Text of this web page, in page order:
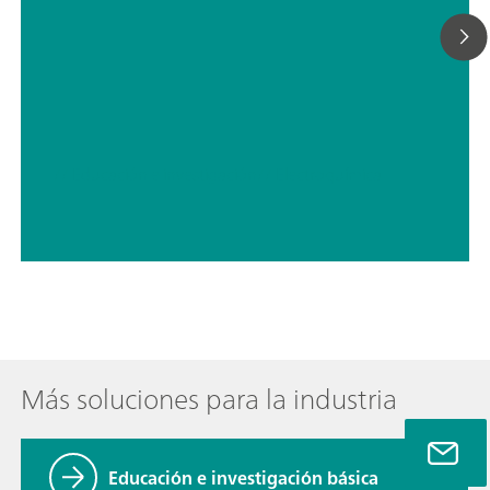
Más soluciones para la industria
Educación e investigación básica